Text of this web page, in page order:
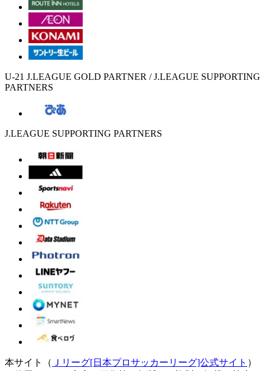
U-21 J.LEAGUE GOLD PARTNER / J.LEAGUE SUPPORTING
PARTNERS
J.LEAGUE SUPPORTING PARTNERS
本サイト（ Ｊリーグ[日本プロサッカーリーグ]公式サイト ）